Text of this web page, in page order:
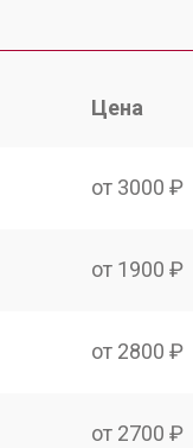
Цена
от 3000 ₽
от 1900 ₽
от 2800 ₽
от 2700 ₽